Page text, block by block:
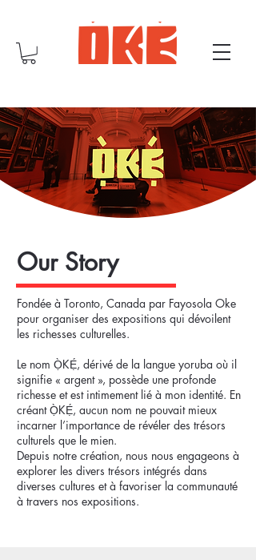
Our Story
Fondée à Toronto, Canada par Fayosola Oke
pour organiser des expositions qui dévoilent
les richesses culturelles.
Le nom Ọ̀KẸ́, dérivé de la langue yoruba où il
signifie « argent », possède une profonde
richesse et est intimement lié à mon identité. En
créant Ọ̀KẸ́, aucun nom ne pouvait mieux
incarner l’importance de révéler des trésors
culturels que le mien.
Depuis notre création, nous nous engageons à
explorer les divers trésors intégrés dans
diverses cultures et à favoriser la communauté
à travers nos expositions.